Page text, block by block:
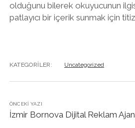
olduğunu bilerek okuyucunun
patlayıcı bir içerik sunmak için
KATEGORILER: Uncategorized
ÖNCEKI YAZI
İzmir Bornova Dijital Reklam